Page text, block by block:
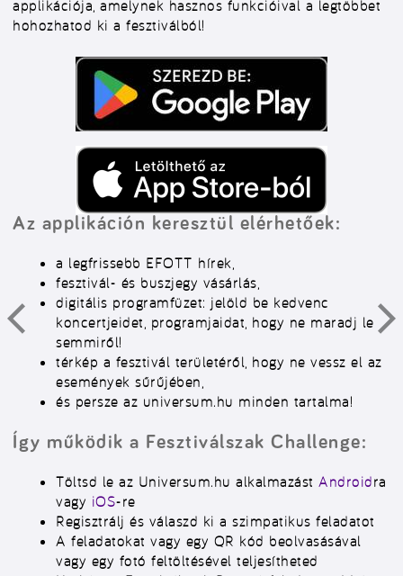
applikációja, amelynek hasznos funkcióival a legtöbbet
hohozhatod ki a fesztiválból!
Az applikáción keresztül elérhetőek:
a legfrissebb EFOTT hírek,
fesztivál- és buszjegy vásárlás,
digitális programfüzet: jelöld be kedvenc
koncertjeidet, programjaidat, hogy ne maradj le
semmiről!
térkép a fesztivál területéről, hogy ne vessz el az
események sűrűjében,
és persze az universum.hu minden tartalma!
Így működik a Fesztiválszak Challenge:
Töltsd le az Universum.hu alkalmazást Androidra
vagy iOS-re
Regisztrálj és válaszd ki a szimpatikus feladatot
A feladatokat vagy egy QR kód beolvasásával
vagy egy fotó feltöltésével teljesítheted